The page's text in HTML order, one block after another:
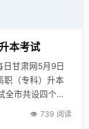
本考试
职（专科）升本
全市共设四个分
名。为确保考试
👁️ 739 阅读